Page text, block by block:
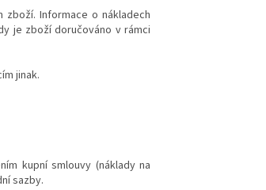
Informace o nákladech
je zboží doručováno v rámci
jinak.
kupní smlouvy (náklady na
sazby.